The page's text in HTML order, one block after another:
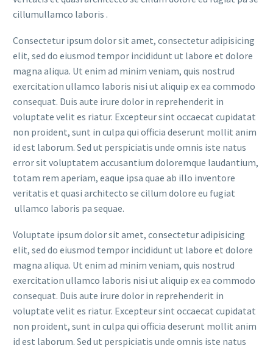
cillumullamco laboris .
Consectetur ipsum dolor sit amet, consectetur adipisicing
elit, sed do eiusmod tempor incididunt ut labore et dolore
magna aliqua. Ut enim ad minim veniam, quis nostrud
exercitation ullamco laboris nisi ut aliquip ex ea commodo
consequat. Duis aute irure dolor in reprehenderit in
voluptate velit es riatur. Excepteur sint occaecat cupidatat
non proident, sunt in culpa qui officia deserunt mollit anim
id est laborum. Sed ut perspiciatis unde omnis iste natus
error sit voluptatem accusantium doloremque laudantium,
totam rem aperiam, eaque ipsa quae ab illo inventore
veritatis et quasi architecto se cillum dolore eu fugiat
ullamco laboris pa sequae.
Voluptate ipsum dolor sit amet, consectetur adipisicing
elit, sed do eiusmod tempor incididunt ut labore et dolore
magna aliqua. Ut enim ad minim veniam, quis nostrud
exercitation ullamco laboris nisi ut aliquip ex ea commodo
consequat. Duis aute irure dolor in reprehenderit in
voluptate velit es riatur. Excepteur sint occaecat cupidatat
non proident, sunt in culpa qui officia deserunt mollit anim
id est laborum. Sed ut perspiciatis unde omnis iste natus